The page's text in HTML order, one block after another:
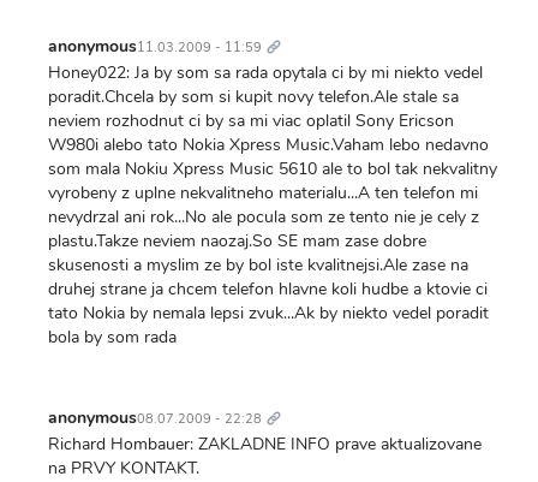
anonymous11.03.2009 - 11:59 odkaz
Honey022: Ja by som sa rada opytala ci by mi niekto vedel
poradit.Chcela by som si kupit novy telefon.Ale stale sa
neviem rozhodnut ci by sa mi viac oplatil Sony Ericson
W980i alebo tato Nokia Xpress Music.Vaham lebo nedavno
som mala Nokiu Xpress Music 5610 ale to bol tak nekvalitny
vyrobeny z uplne nekvalitneho materialu...A ten telefon mi
nevydrzal ani rok...No ale pocula som ze tento nie je cely z
plastu.Takze neviem naozaj.So SE mam zase dobre
skusenosti a myslim ze by bol iste kvalitnejsi.Ale zase na
druhej strane ja chcem telefon hlavne koli hudbe a ktovie ci
tato Nokia by nemala lepsi zvuk...Ak by niekto vedel poradit
bola by som rada
anonymous08.07.2009 - 22:28 odkaz
Richard Hombauer: ZAKLADNE INFO prave aktualizovane
na PRVY KONTAKT.